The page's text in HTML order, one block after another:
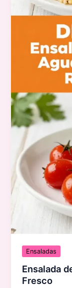
Ensaladas
Ensalada
Fresco